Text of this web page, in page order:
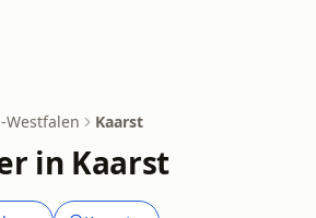
Kaarst
in Kaarst